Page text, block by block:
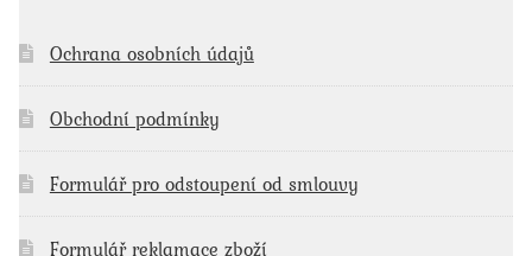
Ochrana osobních údajů
Obchodní podmínky
Formulář pro odstoupení od smlouvy
Formulář reklamace zboží